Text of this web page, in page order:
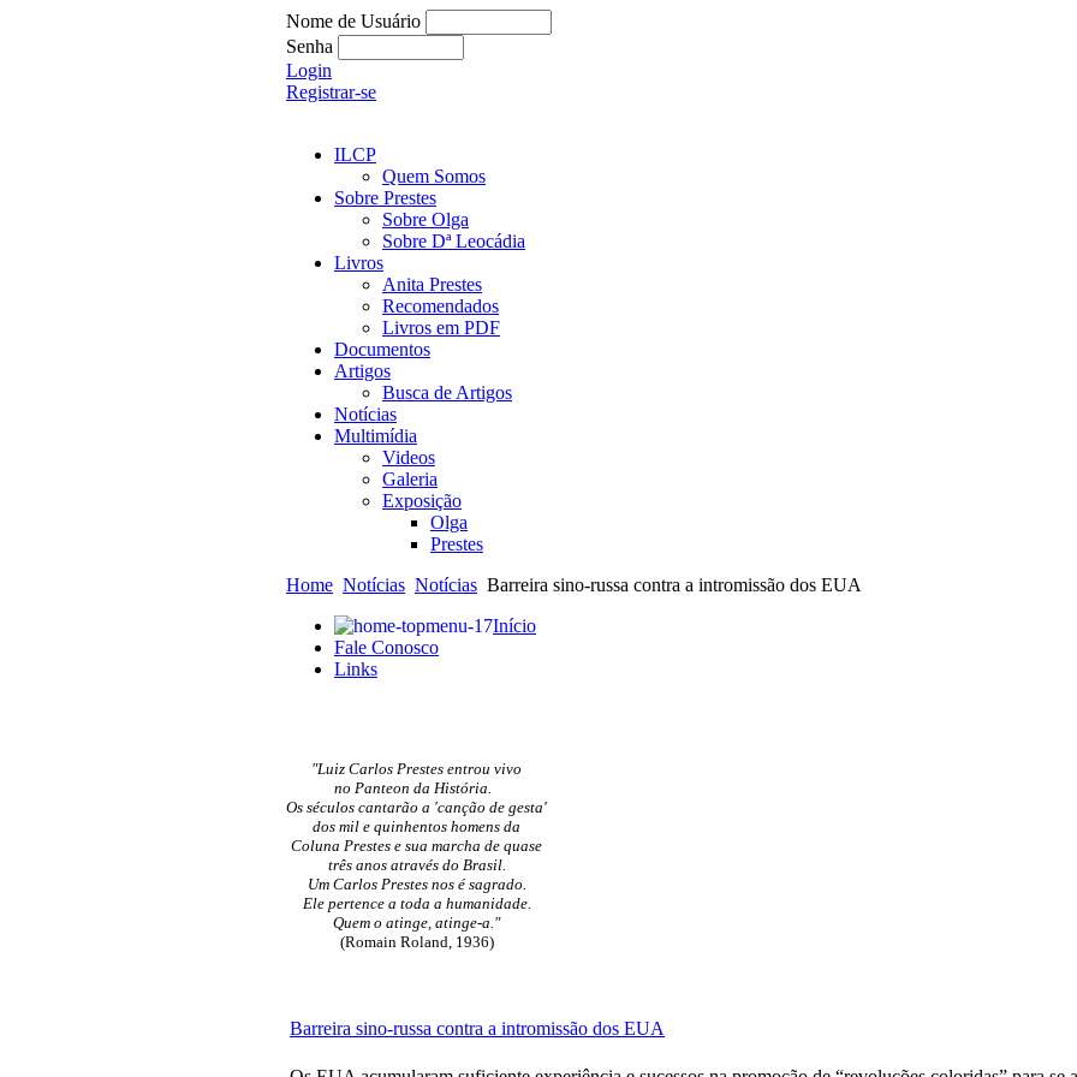
Nome de Usuário
Senha
Login
Registrar-se
ILCP
Quem Somos
Sobre Prestes
Sobre Olga
Sobre Dª Leocádia
Livros
Anita Prestes
Recomendados
Livros em PDF
Documentos
Artigos
Busca de Artigos
Notícias
Multimídia
Videos
Galeria
Exposição
Olga
Prestes
Home Notícias Notícias Barreira sino-russa contra a intromissão dos EUA
Início
Fale Conosco
Links
"Luiz Carlos Prestes entrou vivo
no Panteon da História.
Os séculos cantarão a 'canção de gesta'
dos mil e quinhentos homens da
Coluna Prestes e sua marcha de quase
três anos através do Brasil.
Um Carlos Prestes nos é sagrado.
Ele pertence a toda a humanidade.
Quem o atinge, atinge-a."
(Romain Roland, 1936)
Barreira sino-russa contra a intromissão dos EUA